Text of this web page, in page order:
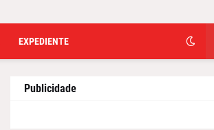
EXPEDIENTE
Publicidade